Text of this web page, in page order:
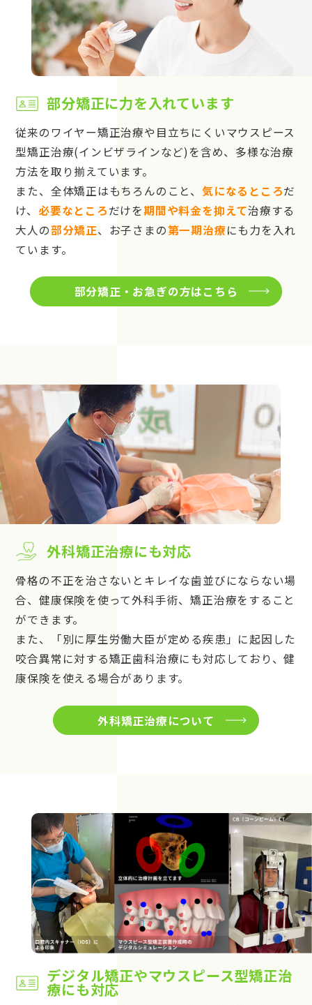
部分矯正に力を入れています
従来のワイヤー矯正治療や目立ちにくいマウスピース
型矯正治療(インビザラインなど)を含め、多様な治療
方法を取り揃えています。
また、全体矯正はもちろんのこと、 気になるところだ
け、 必要なところだけを期間や料金を抑えて治療する
大人の部分矯正、お子さまの第一期治療にも力を入れ
ています。
部分矯正・お急ぎの方はこちら
外科矯正治療にも対応
骨格の不正を治さないとキレイな歯並びにならない場
合、健康保険を使って外科手術、矯正治療をすること
ができます。
また、「別に厚生労働大臣が定める疾患」に起因した
咬合異常に対する矯正歯科治療にも対応しており、健
康保険を使える場合があります。
外科矯正治療について
デジタル矯正やマウスピース型矯正治
療にも対応